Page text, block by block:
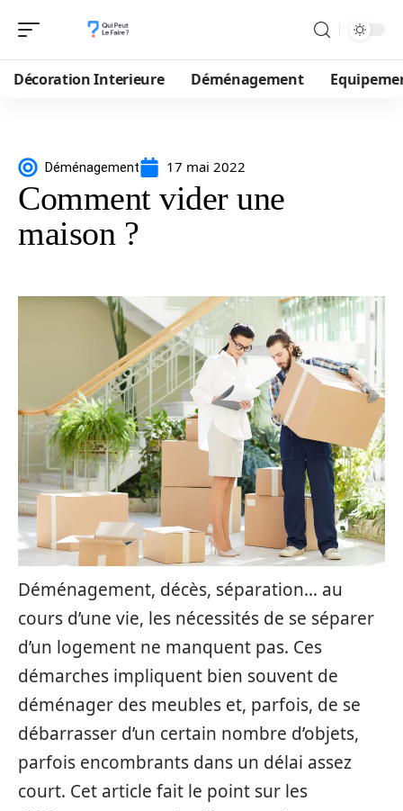
Décoration Interieure Déménagement
Déménagement 17 mai 2022
Comment vider une
maison ?
Déménagement, décès, séparation… au
cours d’une vie, les nécessités de se séparer
d’un logement ne manquent pas. Ces
démarches impliquent bien souvent de
déménager des meubles et, parfois, de se
débarrasser d’un certain nombre d’objets,
parfois encombrants dans un délai assez
court. Cet article fait le point sur les